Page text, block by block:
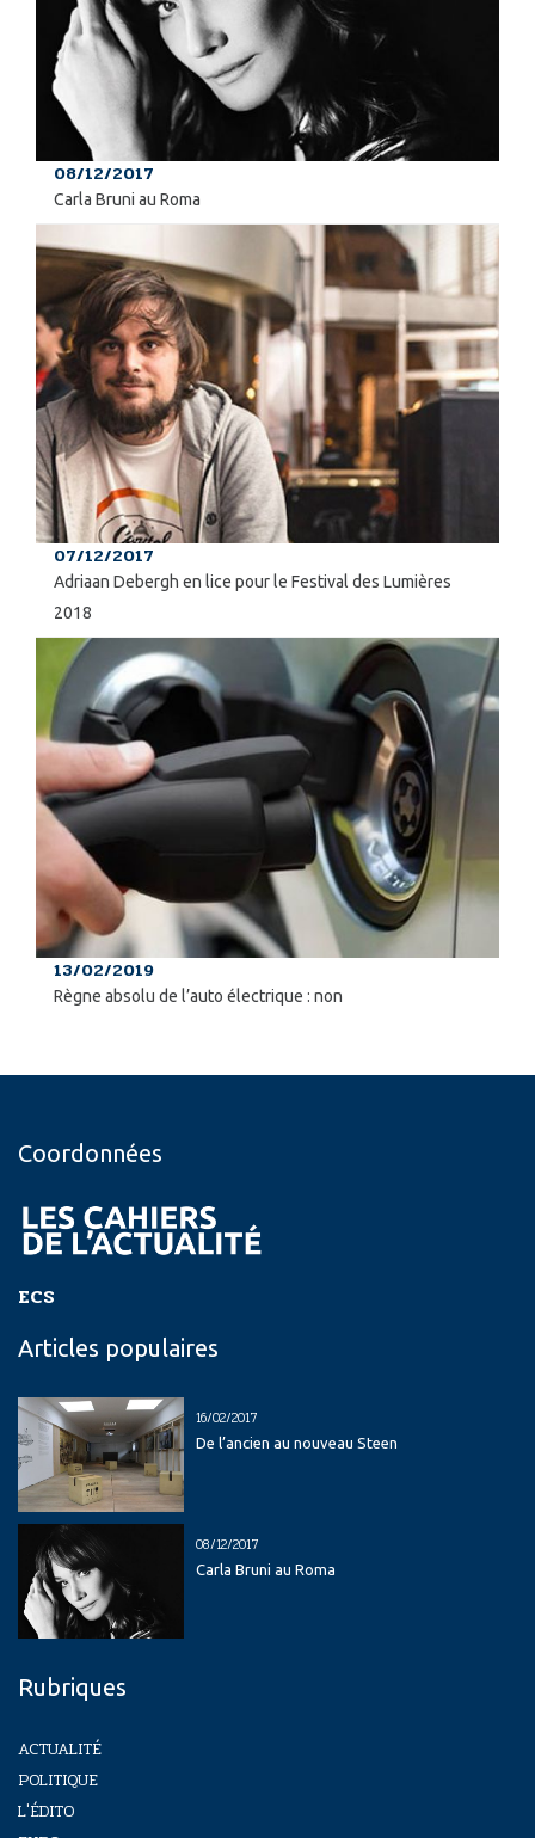
08/12/2017
Carla Bruni au Roma
07/12/2017
Adriaan Debergh en lice pour le Festival des Lumières
2018
13/02/2019
Règne absolu de l’auto électrique : non
Coordonnées
ECS
Articles populaires
16/02/2017
De l’ancien au nouveau Steen
08/12/2017
Carla Bruni au Roma
Rubriques
ACTUALITÉ
POLITIQUE
L'ÉDITO